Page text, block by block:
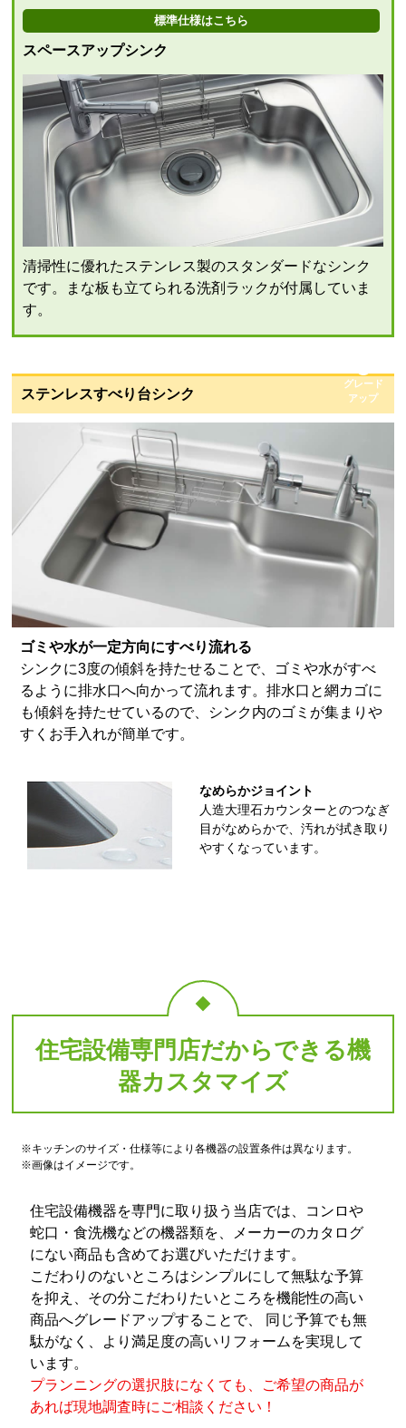
標準仕様はこちら
スペースアップシンク
清掃性に優れたステンレス製のスタンダードなシンク
です。まな板も立てられる洗剤ラックが付属していま
す。
ステンレスすべり台シンク
グレード
アップ
ゴミや水が一定方向にすべり流れる
シンクに3度の傾斜を持たせることで、ゴミや水がすべ
るように排水口へ向かって流れます。排水口と網カゴに
も傾斜を持たせているので、シンク内のゴミが集まりや
すくお手入れが簡単です。
なめらかジョイント
人造大理石カウンターとのつなぎ
目がなめらかで、汚れが拭き取り
やすくなっています。
住宅設備専門店だからできる機
器カスタマイズ
※キッチンのサイズ・仕様等により各機器の設置条件は異なります。
※画像はイメージです。
住宅設備機器を専門に取り扱う当店では、コンロや
蛇口・食洗機などの機器類を、メーカーのカタログ
にない商品も含めてお選びいただけます。
こだわりのないところはシンプルにして無駄な予算
を抑え、その分こだわりたいところを機能性の高い
商品へグレードアップすることで、 同じ予算でも無
駄がなく、より満足度の高いリフォームを実現して
います。
プランニングの選択肢になくても、ご希望の商品が
あれば現地調査時にご相談ください！